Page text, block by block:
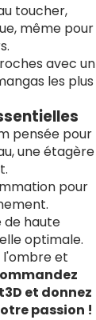
toucher,
même pour
avec un
les plus
pensée pour
une étagère
pour
de haute
optimale.
l'ombre et
et donnez
passion !